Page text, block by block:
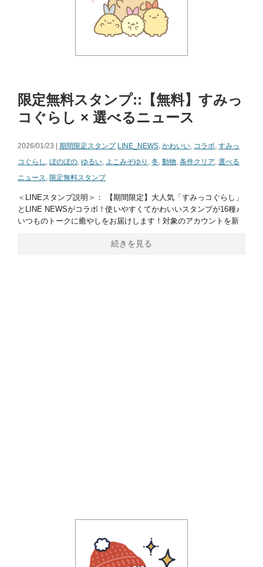
限定無料スタンプ::【無料】すみっ
コぐらし × 選べるニュース
2026/01/23 | 期間限定スタンプ LINE_NEWS, かわいい, コラボ, すみっ
コぐらし , ぼのぼの, ゆるい, よこみぞゆり , 冬, 動物, 条件クリア, 選べる
ニュース, 限定無料スタンプ
＜LINEスタンプ説明＞： 【期間限定】大人気「すみっコぐらし」
とLINE NEWSがコラボ！使いやすくてかわいいスタンプが16種♪
いつものトークに癒やしをお届けします！対象のアカウントを新
続きを見る